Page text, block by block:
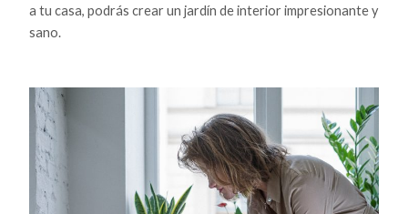
a tu casa, podrás crear un jardín de interior impresionante y
sano.